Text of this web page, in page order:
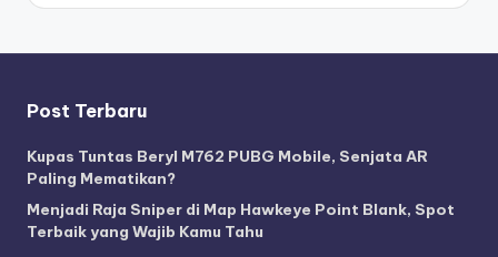
Post Terbaru
Kupas Tuntas Beryl M762 PUBG Mobile, Senjata AR
Paling Mematikan?
Menjadi Raja Sniper di Map Hawkeye Point Blank, Spot
Terbaik yang Wajib Kamu Tahu